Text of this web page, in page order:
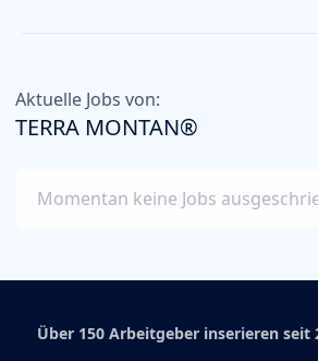
Aktuelle Jobs von:
TERRA MONTAN®
Momentan keine Jobs
Über 150 Arbeitgeber inserieren seit